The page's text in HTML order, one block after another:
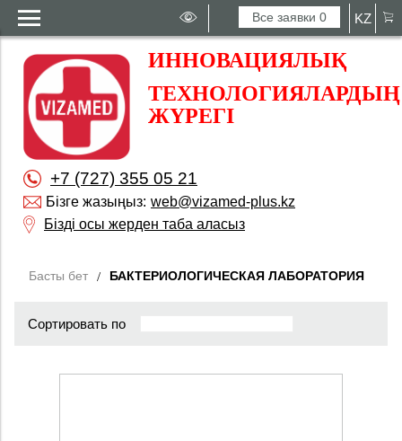
Все заявки0 KZ
ИННОВАЦИЯЛЫҚ
ТЕХНОЛОГИЯЛАРДЫҢ
ЖҮРЕГІ
+7 (727) 355 05 21
Бізге жазыңыз: web@vizamed-plus.kz
Бізді осы жерден таба аласыз
Басты бет БАКТЕРИОЛОГИЧЕСКАЯ ЛАБОРАТОРИЯ
Сортировать по